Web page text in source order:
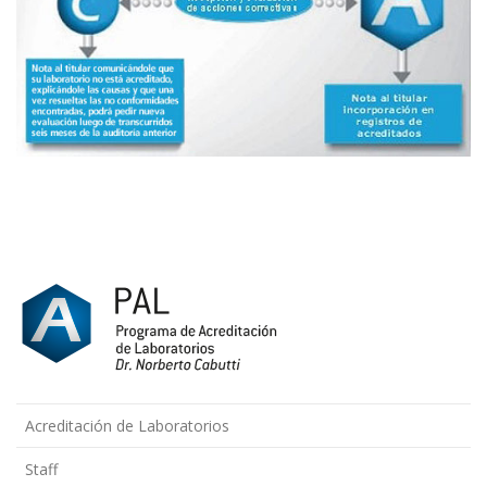
Acreditación de Laboratorios
Staff